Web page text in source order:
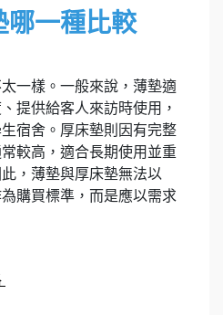
哪一種比較
一樣。一般來說，薄墊適
提供給客人來訪時使用，
宿舍。厚床墊則因有完整
較高，適合長期使用並重
，薄墊與厚床墊無法以
購買標準，而是應以需求